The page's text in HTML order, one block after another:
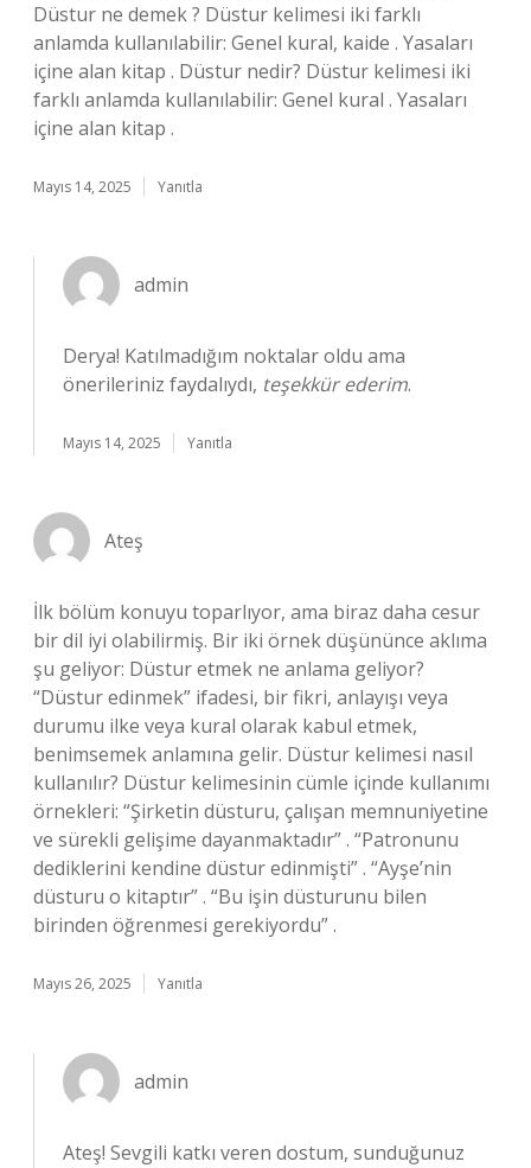
Düstur ne demek ? Düstur kelimesi iki farklı
anlamda kullanılabilir: Genel kural, kaide . Yasaları
içine alan kitap . Düstur nedir? Düstur kelimesi iki
farklı anlamda kullanılabilir: Genel kural . Yasaları
içine alan kitap .
Mayıs 14, 2025 Yanıtla
admin
Derya! Katılmadığım noktalar oldu ama
önerileriniz faydalıydı, teşekkür ederim.
Mayıs 14, 2025 Yanıtla
Ateş
İlk bölüm konuyu toparlıyor, ama biraz daha cesur
bir dil iyi olabilirmiş. Bir iki örnek düşününce aklıma
şu geliyor: Düstur etmek ne anlama geliyor?
“Düstur edinmek” ifadesi, bir fikri, anlayışı veya
durumu ilke veya kural olarak kabul etmek,
benimsemek anlamına gelir. Düstur kelimesi nasıl
kullanılır? Düstur kelimesinin cümle içinde kullanımı
örnekleri: “Şirketin düsturu, çalışan memnuniyetine
ve sürekli gelişime dayanmaktadır” . “Patronunu
dediklerini kendine düstur edinmişti” . “Ayşe’nin
düsturu o kitaptır” . “Bu işin düsturunu bilen
birinden öğrenmesi gerekiyordu” .
Mayıs 26, 2025 Yanıtla
admin
Ateş! Sevgili katkı veren dostum, sunduğunuz